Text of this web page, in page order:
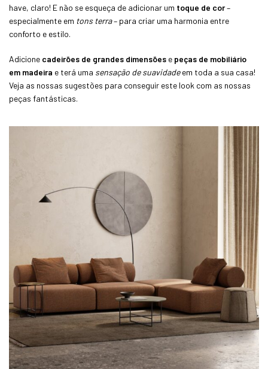
have, claro! E não se esqueça de adicionar um toque de cor–
especialmente em tons terra– para criar uma harmonia entre
conforto e estilo.
Adicione cadeirões de grandes dimensões e peças de mobiliário
em madeira e terá uma sensação de suavidadeem toda a sua casa!
Veja as nossas sugestões para conseguir este look com as nossas
peças fantásticas.